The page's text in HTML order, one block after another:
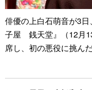
俳優の上白石萌音が3
子屋 銭天堂』（12月
席し、初の悪役に挑ん